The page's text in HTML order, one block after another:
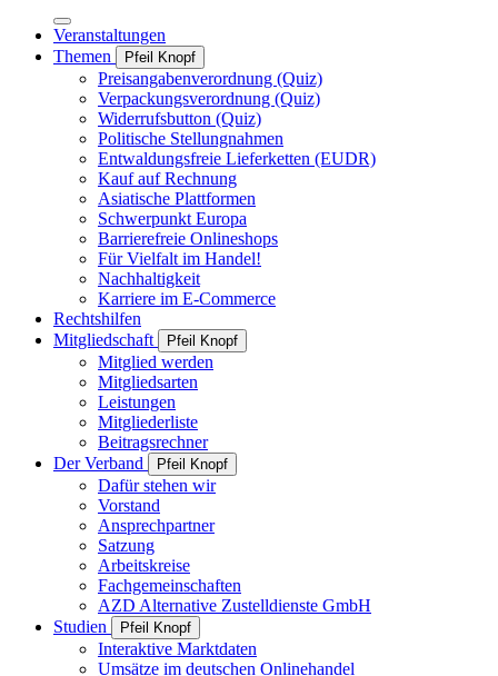
Veranstaltungen
Themen
Pfeil Knopf
Preisangabenverordnung (Quiz)
Verpackungsverordnung (Quiz)
Widerrufsbutton (Quiz)
Politische Stellungnahmen
Entwaldungsfreie Lieferketten (EUDR)
Kauf auf Rechnung
Asiatische Plattformen
Schwerpunkt Europa
Barrierefreie Onlineshops
Für Vielfalt im Handel!
Nachhaltigkeit
Karriere im E-Commerce
Rechtshilfen
Mitgliedschaft
Pfeil Knopf
Mitglied werden
Mitgliedsarten
Leistungen
Mitgliederliste
Beitragsrechner
Der Verband
Pfeil Knopf
Dafür stehen wir
Vorstand
Ansprechpartner
Satzung
Arbeitskreise
Fachgemeinschaften
AZD Alternative Zustelldienste GmbH
Studien
Pfeil Knopf
Interaktive Marktdaten
Umsätze im deutschen Onlinehandel